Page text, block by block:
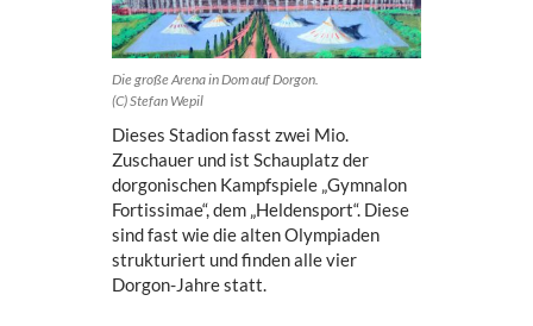
Die große Arena in Dom auf Dorgon.
(C) Stefan Wepil
Dieses Stadion fasst zwei Mio.
Zuschauer und ist Schauplatz der
dorgonischen Kampfspiele „Gymnalon
Fortissimae“, dem „Heldensport“. Diese
sind fast wie die alten Olympiaden
strukturiert und finden alle vier
Dorgon-Jahre statt.